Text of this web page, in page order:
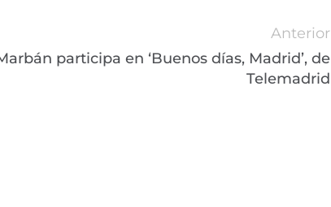
Anterior
participa en ‘Buenos días, Madrid’, de
Telemadrid